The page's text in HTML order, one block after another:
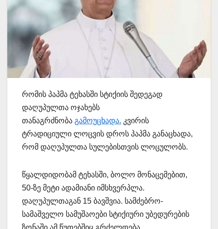
რომის პაპმა ტეხასში სტიქიის შედეგად
დაღუპულთა ოჯახებს
თანაგრძნობა გამოუცხადა. კვირის
ტრადიციული ლოცვის დროს პაპმა განაცხადა,
რომ დაღუპულთა სულებისთვის ლოცულობს.
წყალდიდობამ ტეხასში, ბოლო მონაცემებით,
50-ზე მეტი ადამიანი იმსხვერპლა.
დაღუპულთაგან 15 ბავშვია. სამძებრო-
სამაშველო სამუშაოები სტიქიური უბედურების
ზონაში ამ წუთებშიც გრძელდება.